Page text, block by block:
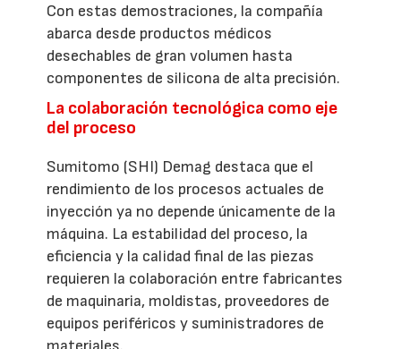
Con estas demostraciones, la compañía
abarca desde productos médicos
desechables de gran volumen hasta
componentes de silicona de alta precisión.
La colaboración tecnológica como eje
del proceso
Sumitomo (SHI) Demag destaca que el
rendimiento de los procesos actuales de
inyección ya no depende únicamente de la
máquina. La estabilidad del proceso, la
eficiencia y la calidad final de las piezas
requieren la colaboración entre fabricantes
de maquinaria, moldistas, proveedores de
equipos periféricos y suministradores de